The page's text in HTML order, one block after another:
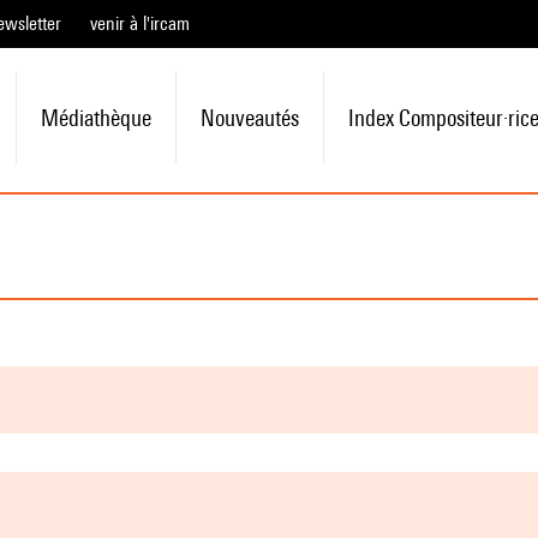
venir à l'ircam
Médiathèque Nouveautés Index Compositeur·rice